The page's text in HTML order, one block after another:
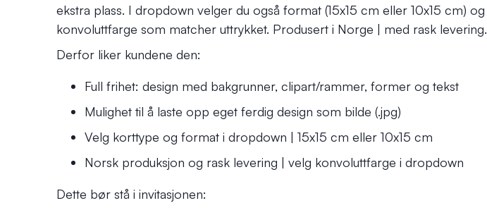
ekstra plass. I dropdown velger du også format (15x15 cm eller 10x15 cm) og
konvoluttfarge som matcher uttrykket. Produsert i Norge | med rask levering.
Derfor liker kundene den:
Full frihet: design med bakgrunner, clipart/rammer, former og tekst
Mulighet til å laste opp eget ferdig design som bilde (.jpg)
Velg korttype og format i dropdown | 15x15 cm eller 10x15 cm
Norsk produksjon og rask levering | velg konvoluttfarge i dropdown
Dette bør stå i invitasjonen: